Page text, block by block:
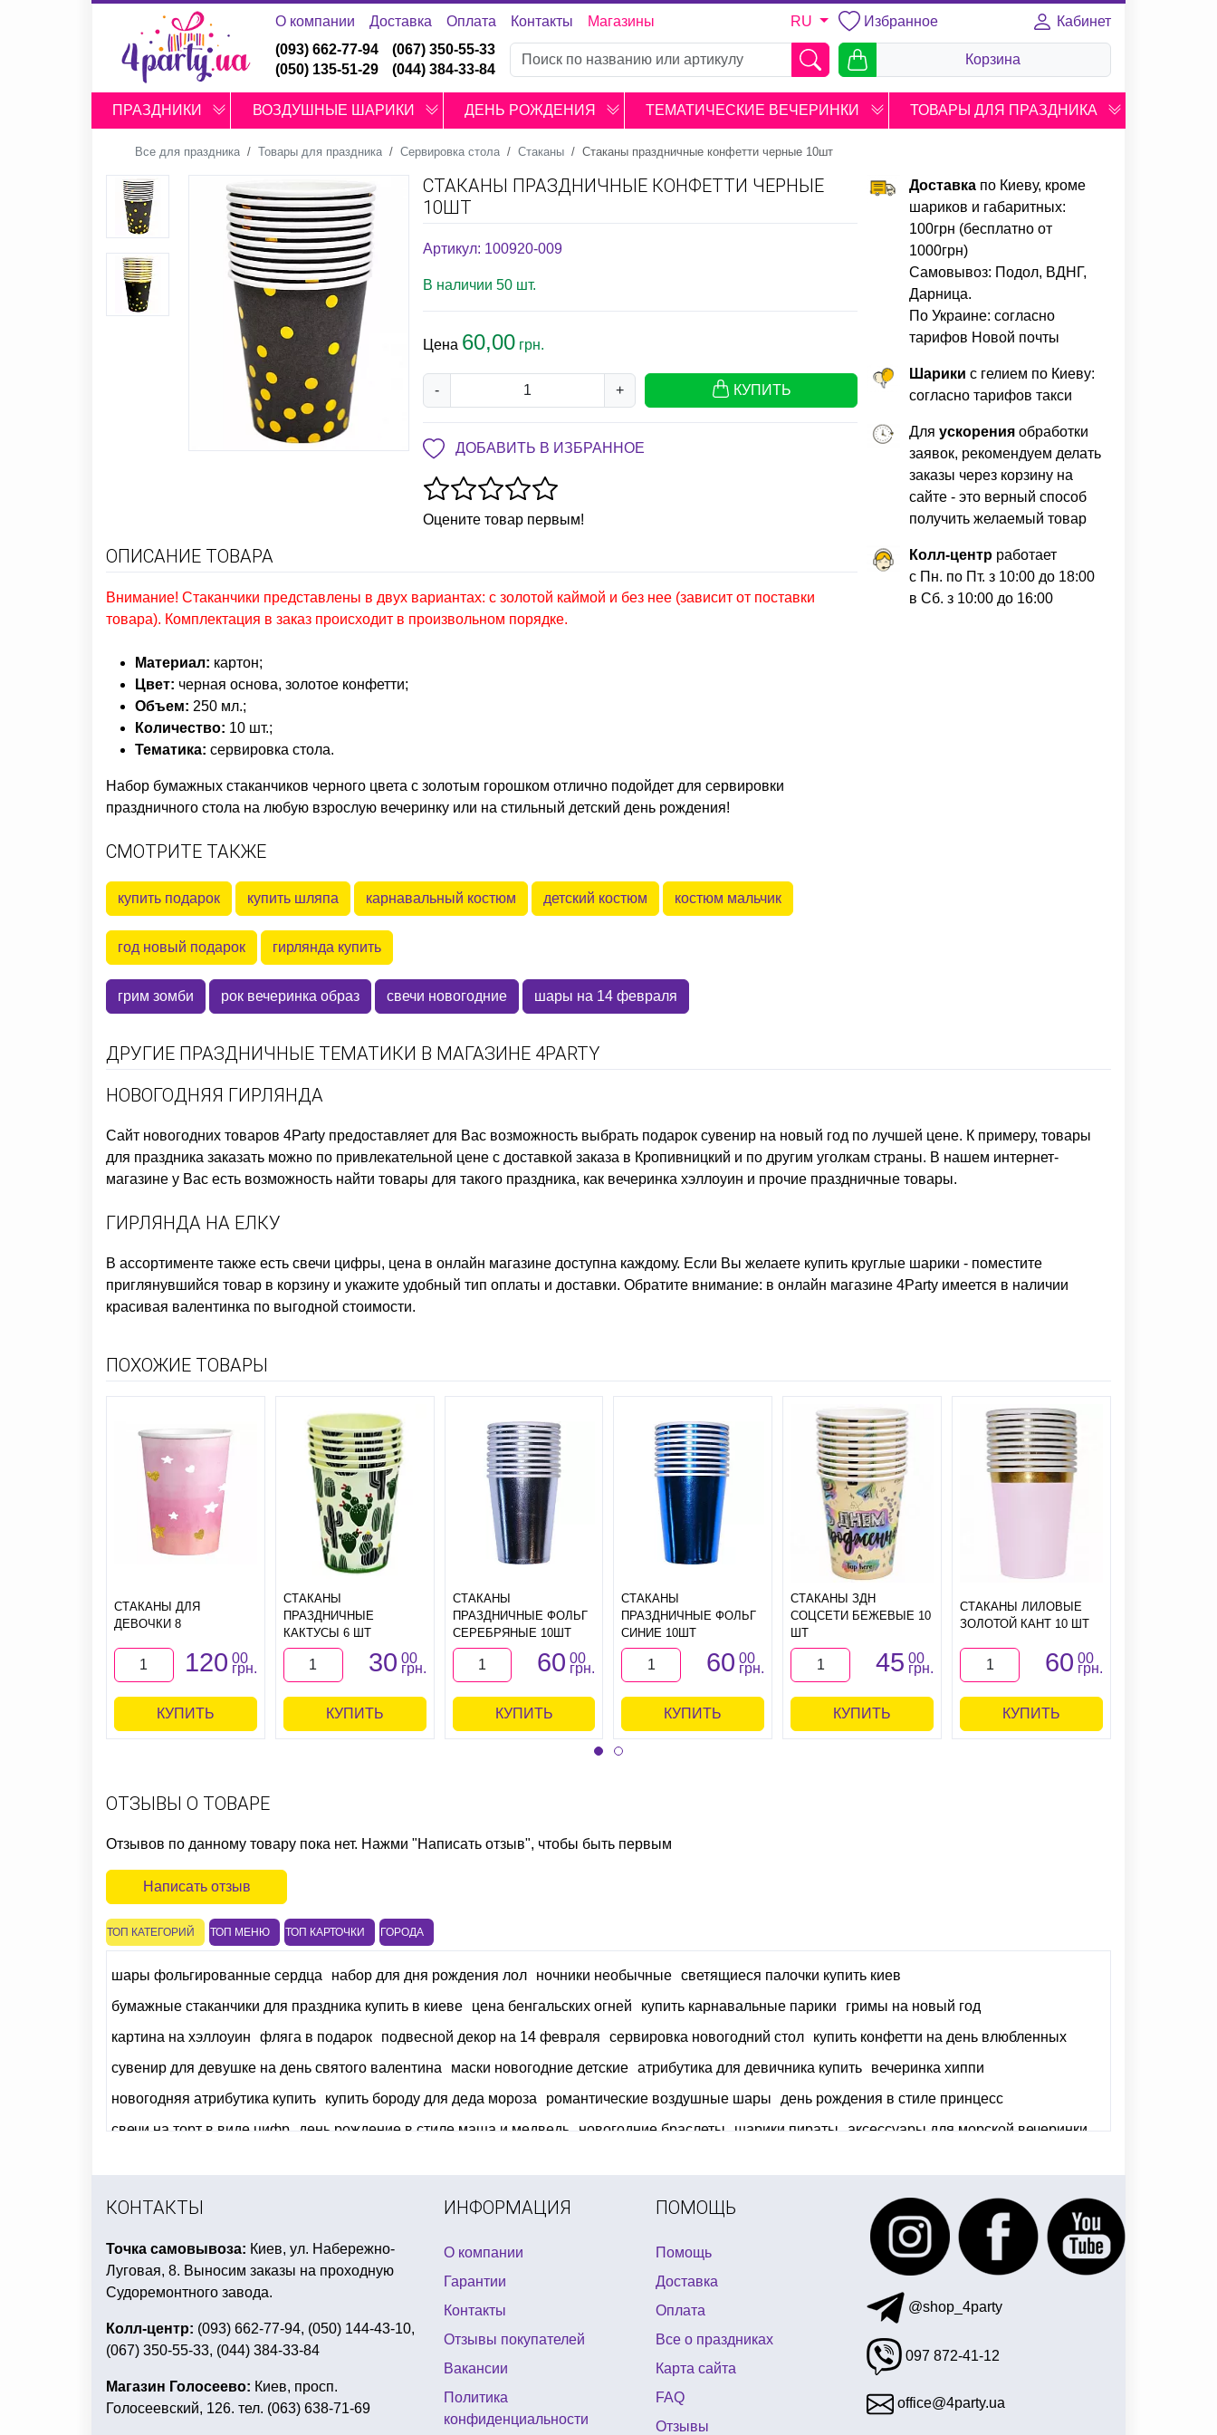
О компании Доставка Оплата Контакты Магазины RU Избранное
Кабинет
(093) 662-77-94
(050) 135-51-29
(067) 350-55-33
(044) 384-33-84
Корзина
ПРАЗДНИКИ ВОЗДУШНЫЕ ШАРИКИ ДЕНЬ РОЖДЕНИЯ ТЕМАТИЧЕСКИЕ ВЕЧЕРИНКИ ТОВАРЫ ДЛЯ ПРАЗДНИКА
Все для праздника Товары для праздника Сервировка стола Стаканы Стаканы праздничные конфетти черные 10шт
СТАКАНЫ ПРАЗДНИЧНЫЕ КОНФЕТТИ ЧЕРНЫЕ
10ШТ
Артикул: 100920-009
В наличии 50 шт.
Цена 60,00 грн.
- + КУПИТЬ
ДОБАВИТЬ В ИЗБРАННОЕ
Оцените товар первым!
ОПИСАНИЕ ТОВАРА
Внимание! Стаканчики представлены в двух вариантах: с золотой каймой и без нее (зависит от поставки
товара). Комплектация в заказ происходит в произвольном порядке.
Материал: картон;
Цвет: черная основа, золотое конфетти;
Объем: 250 мл.;
Количество: 10 шт.;
Тематика: сервировка стола.
Набор бумажных стаканчиков черного цвета с золотым горошком отлично подойдет для сервировки
праздничного стола на любую взрослую вечеринку или на стильный детский день рождения!
СМОТРИТЕ ТАКЖЕ
купить подарок купить шляпа карнавальный костюм детский костюм костюм мальчик
год новый подарок гирлянда купить
грим зомби рок вечеринка образ свечи новогодние шары на 14 февраля
Доставкапо Киеву, кроме
шариков и габаритных:
100грн (бесплатно от
1000грн)
Самовывоз: Подол, ВДНГ,
Дарница.
По Украине: согласно
тарифов Новой почты
Шарики с гелием по Киеву:
согласно тарифов такси
Для ускоренияобработки
заявок, рекомендуем делать
заказы через корзину на
сайте - это верный способ
получить желаемый товар
Колл-центрработает
с Пн. по Пт. з 10:00 до 18:00
в Сб. з 10:00 до 16:00
ДРУГИЕ ПРАЗДНИЧНЫЕ ТЕМАТИКИ В МАГАЗИНЕ 4PARTY
НОВОГОДНЯЯ ГИРЛЯНДА
Сайт новогодних товаров 4Party предоставляет для Вас возможность выбрать подарок сувенир на новый год по лучшей цене. К примеру, товары
для праздника заказать можно по привлекательной цене с доставкой заказа в Кропивницкий и по другим уголкам страны. В нашем интернет-
магазине у Вас есть возможность найти товары для такого праздника, как вечеринка хэллоуин и прочие праздничные товары.
ГИРЛЯНДА НА ЕЛКУ
В ассортименте также есть свечи цифры, цена в онлайн магазине доступна каждому. Если Вы желаете купить круглые шарики - поместите
приглянувшийся товар в корзину и укажите удобный тип оплаты и доставки. Обратите внимание: в онлайн магазине 4Party имеется в наличии
красивая валентинка по выгодной стоимости.
ПОХОЖИЕ ТОВАРЫ
СТАКАНЫ ДЛЯ
ДЕВОЧКИ 8
120 00
грн.
КУПИТЬ
СТАКАНЫ
ПРАЗДНИЧНЫЕ
КАКТУСЫ 6 ШТ
30 00
грн.
КУПИТЬ
СТАКАНЫ
ПРАЗДНИЧНЫЕ ФОЛЬГ
СЕРЕБРЯНЫЕ 10ШТ
60 00
грн.
КУПИТЬ
СТАКАНЫ
ПРАЗДНИЧНЫЕ ФОЛЬГ
СИНИЕ 10ШТ
60 00
грн.
КУПИТЬ
СТАКАНЫ ЗДН
СОЦСЕТИ БЕЖЕВЫЕ 10
ШТ
45 00
грн.
КУПИТЬ
СТАКАНЫ ЛИЛОВЫЕ
ЗОЛОТОЙ КАНТ 10 ШТ
60 00
грн.
КУПИТЬ
ОТЗЫВЫ О ТОВАРЕ
Отзывов по данному товару пока нет. Нажми "Написать отзыв", чтобы быть первым
Написать отзыв
ТОП КАТЕГОРИЙ ТОП МЕНЮ ТОП КАРТОЧКИ ГОРОДА
шары фольгированные сердца набор для дня рождения лол ночники необычные светящиеся палочки купить киев
бумажные стаканчики для праздника купить в киеве
цена бенгальских огней купить карнавальные парики
гримы на новый год
картина на хэллоуин
фляга в подарок подвесной декор на 14 февраля сервировка новогодний стол
купить конфетти на день влюбленных
сувенир для девушке на день святого валентина
маски новогодние детские атрибутика для девичника купить
вечеринка хиппи
новогодняя атрибутика купить
купить бороду для деда мороза романтические воздушные шары
день рождения в стиле принцесс
свечи на торт в виде цифр день рождение в стиле маша и медведь новогодние браслеты шарики пираты аксессуары для морской вечеринки
КОНТАКТЫ
Точка самовывоза: Киев, ул. Набережно-
Луговая, 8. Выносим заказы на проходную
Судоремонтного завода.
Колл-центр: (093) 662-77-94, (050) 144-43-10,
(067) 350-55-33, (044) 384-33-84
Магазин Голосеево: Киев, просп.
Голосеевский, 126. тел. (063) 638-71-69
ИНФОРМАЦИЯ
О компании
Гарантии
Контакты
Отзывы покупателей
Вакансии
Политика
конфиденциальности
ПОМОЩЬ
Помощь
Доставка
Оплата
Все о праздниках
Карта сайта
FAQ
Отзывы
@shop_4party
097 872-41-12
office@4party.ua